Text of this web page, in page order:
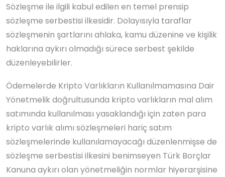
Sözleşme ile ilgili kabul edilen en temel prensip
sözleşme serbestisi ilkesidir. Dolayısıyla taraflar
sözleşmenin şartlarını ahlaka, kamu düzenine ve kişilik
haklarına aykırı olmadığı sürece serbest şekilde
düzenleyebilirler.
Ödemelerde Kripto Varlıkların Kullanılmamasına Dair
Yönetmelik doğrultusunda kripto varlıkların mal alım
satımında kullanılması yasaklandığı için zaten para
kripto varlık alımı sözleşmeleri hariç satım
sözleşmelerinde kullanılamayacağı düzenlenmişse de
sözleşme serbestisi ilkesini benimseyen Türk Borçlar
Kanuna aykırı olan yönetmeliğin normlar hiyerarşisine